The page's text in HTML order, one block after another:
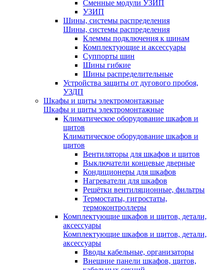
Сменные модули УЗИП
УЗИП
Шины, системы распределения
Шины, системы распределения
Клеммы подключения к шинам
Комплектующие и аксессуары
Суппорты шин
Шины гибкие
Шины распределительные
Устройства защиты от дугового пробоя,
УЗДП
Шкафы и щиты электромонтажные
Шкафы и щиты электромонтажные
Климатическое оборудование шкафов и
щитов
Климатическое оборудование шкафов и
щитов
Вентиляторы для шкафов и щитов
Выключатели концевые дверные
Кондиционеры для шкафов
Нагреватели для шкафов
Решётки вентиляционные, фильтры
Термостаты, гигростаты,
термоконтроллеры
Комплектующие шкафов и щитов, детали,
аксессуары
Комплектующие шкафов и щитов, детали,
аксессуары
Вводы кабельные, организаторы
Внешние панели шкафов, щитов,